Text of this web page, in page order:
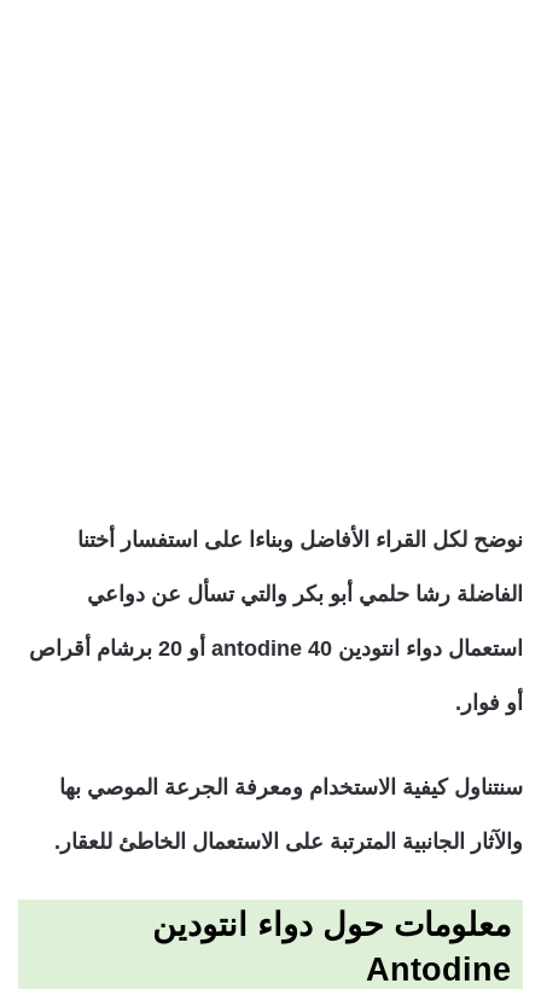
نوضح لكل القراء الأفاضل وبناءا على استفسار أختنا
الفاضلة رشا حلمي أبو بكر والتي تسأل عن دواعي
استعمال دواء انتودين antodine 40 أو 20 برشام أقراص
أو فوار.
سنتناول كيفية الاستخدام ومعرفة الجرعة الموصي بها
والآثار الجانبية المترتبة على الاستعمال الخاطئ للعقار.
معلومات حول دواء انتودين
Antodine